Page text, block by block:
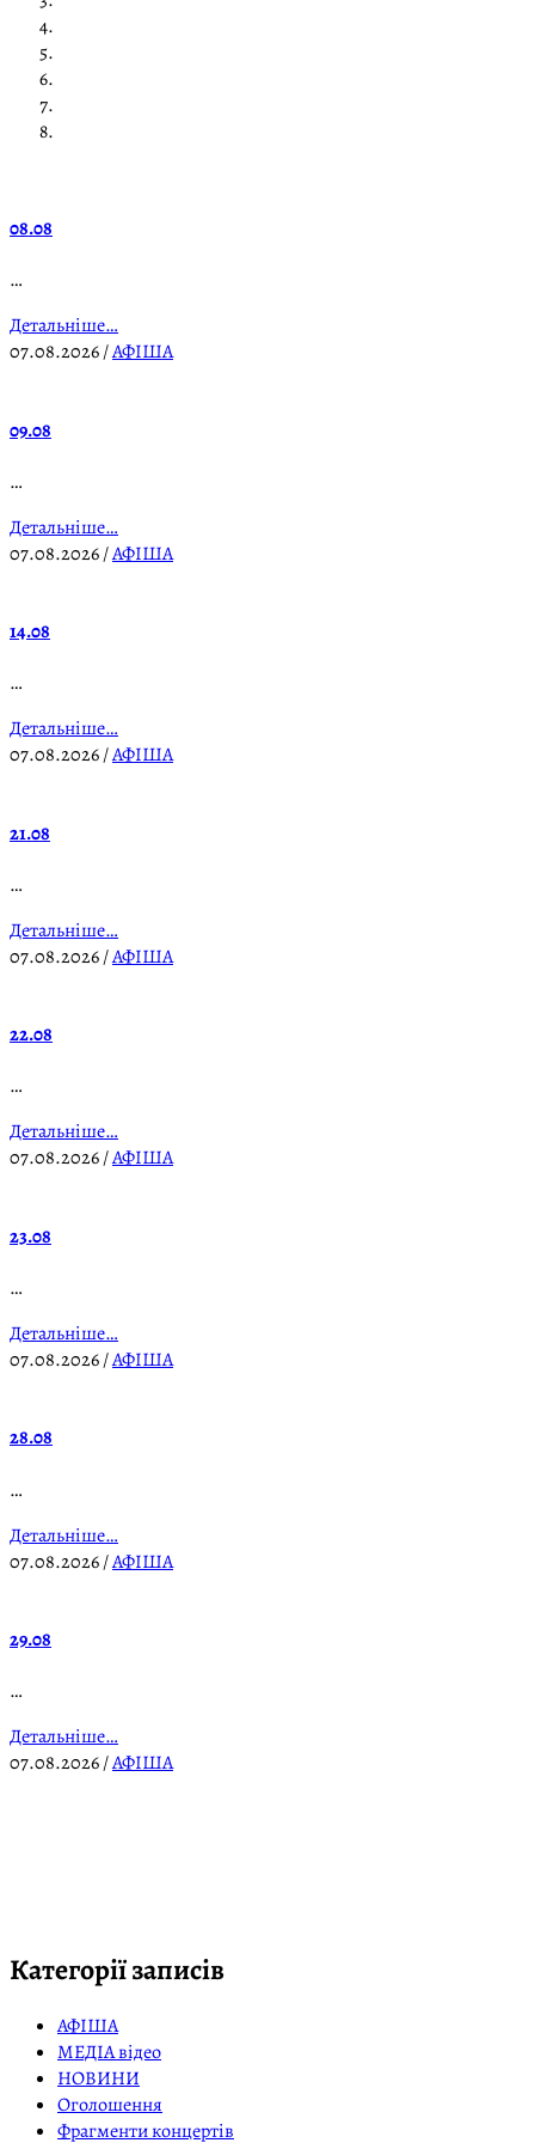
08.08
…
Детальніше…
07.08.2026/АФІША
09.08
…
Детальніше…
07.08.2026/АФІША
14.08
…
Детальніше…
07.08.2026/АФІША
21.08
…
Детальніше…
07.08.2026/АФІША
22.08
…
Детальніше…
07.08.2026/АФІША
23.08
…
Детальніше…
07.08.2026/АФІША
28.08
…
Детальніше…
07.08.2026/АФІША
29.08
…
Детальніше…
07.08.2026/АФІША
Категорії записів
АФІША
МЕДІА відео
НОВИНИ
Оголошення
Фрагменти концертів